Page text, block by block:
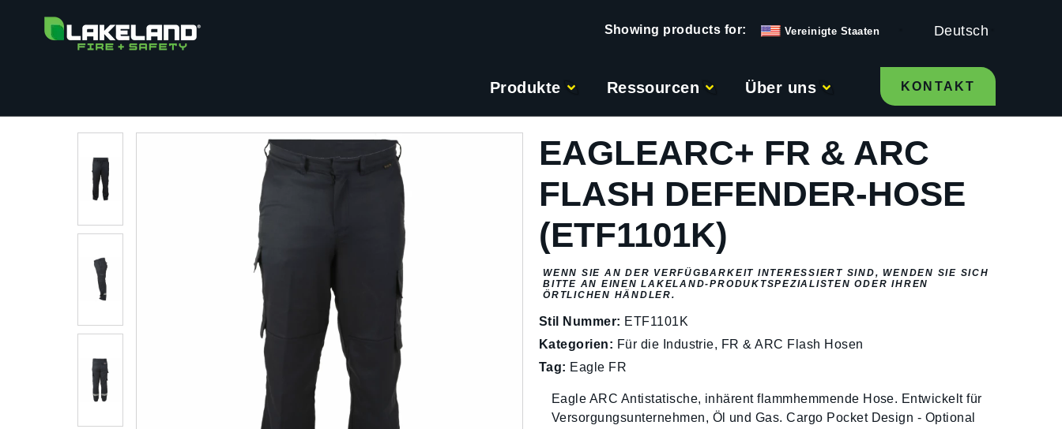
Vereinigte Staaten Deutsch
Produkte Ressourcen Über uns KONTAKT
EAGLEARC+ FR & ARC
FLASH DEFENDER-HOSE
(ETF1101K)
WENN SIE AN DER VERFÜGBARKEIT INTERESSIERT SIND, WENDEN SIE SICH
BITTE AN EINEN LAKELAND-PRODUKTSPEZIALISTEN ODER IHREN
ÖRTLICHEN HÄNDLER.
Stil Nummer: ETF1101K
Kategorien: Für die Industrie, FR & ARC Flash Hosen
Tag: Eagle FR
Eagle ARC Antistatische, inhärent flammhemmende Hose. Entwickelt für
Versorgungsunternehmen, Öl und Gas. Cargo Pocket Design - Optional